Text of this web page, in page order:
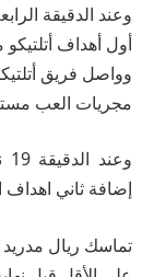
وعند الدقيقة
أول أهداف أتلتيكو
وواصل فريق
مجريات العب
إضافة ثاني اهداف
تماسك ريال